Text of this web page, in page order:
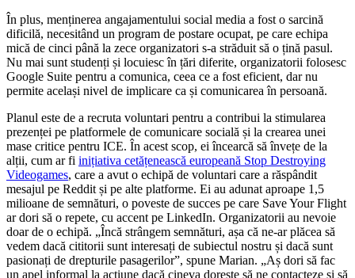
În plus, menținerea angajamentului social media a fost o sarcină
dificilă, necesitând un program de postare ocupat, pe care echipa
mică de cinci până la zece organizatori s-a străduit să o țină pasul.
Nu mai sunt studenți și locuiesc în țări diferite, organizatorii folosesc
Google Suite pentru a comunica, ceea ce a fost eficient, dar nu
permite același nivel de implicare ca și comunicarea în persoană.
Planul este de a recruta voluntari pentru a contribui la stimularea
prezenței pe platformele de comunicare socială și la crearea unei
mase critice pentru ICE. În acest scop, ei încearcă să învețe de la
alții, cum ar fi inițiativa cetățenească europeană Stop Destroying
Videogames, care a avut o echipă de voluntari care a răspândit
mesajul pe Reddit și pe alte platforme. Ei au adunat aproape 1,5
milioane de semnături, o poveste de succes pe care Save Your Flight
ar dori să o repete, cu accent pe LinkedIn. Organizatorii au nevoie
doar de o echipă. „Încă strângem semnături, așa că ne-ar plăcea să
vedem dacă cititorii sunt interesați de subiectul nostru și dacă sunt
pasionați de drepturile pasagerilor”, spune Marian. „Aș dori să fac
un apel informal la acțiune dacă cineva dorește să ne contacteze și să